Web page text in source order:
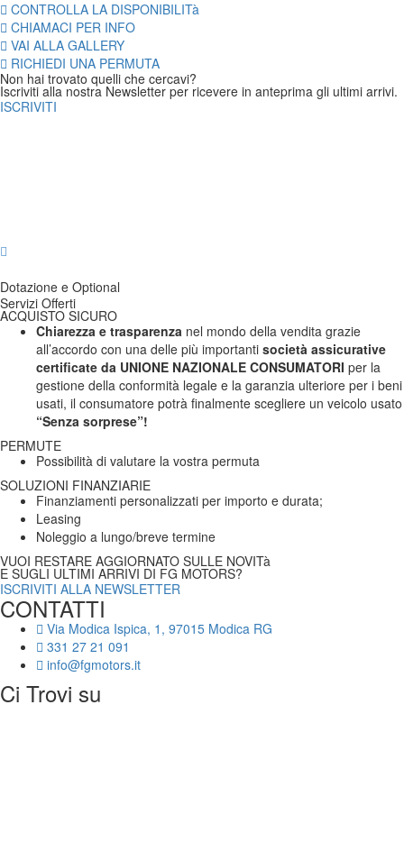
CONTROLLA LA DISPONIBILITà
CHIAMACI PER INFO
VAI ALLA GALLERY
RICHIEDI UNA PERMUTA
Non hai trovato quelli che cercavi?
Iscriviti alla nostra Newsletter per ricevere in anteprima gli ultimi arrivi.
ISCRIVITI
Dotazione e Optional
Servizi Offerti
ACQUISTO SICURO
Chiarezza e trasparenza nel mondo della vendita grazie
all’accordo con una delle più importanti società assicurative
certificate da UNIONE NAZIONALE CONSUMATORI per la
gestione della conformità legale e la garanzia ulteriore per i beni
usati, il consumatore potrà finalmente scegliere un veicolo usato
“Senza sorprese”!
PERMUTE
Possibilità di valutare la vostra permuta
SOLUZIONI FINANZIARIE
Finanziamenti personalizzati per importo e durata;
Leasing
Noleggio a lungo/breve termine
VUOI RESTARE AGGIORNATO SULLE NOVITà
E SUGLI ULTIMI ARRIVI DI FG MOTORS?
ISCRIVITI ALLA NEWSLETTER
CONTATTI
Via Modica Ispica, 1, 97015 Modica RG
331 27 21 091
info@fgmotors.it
Ci Trovi su